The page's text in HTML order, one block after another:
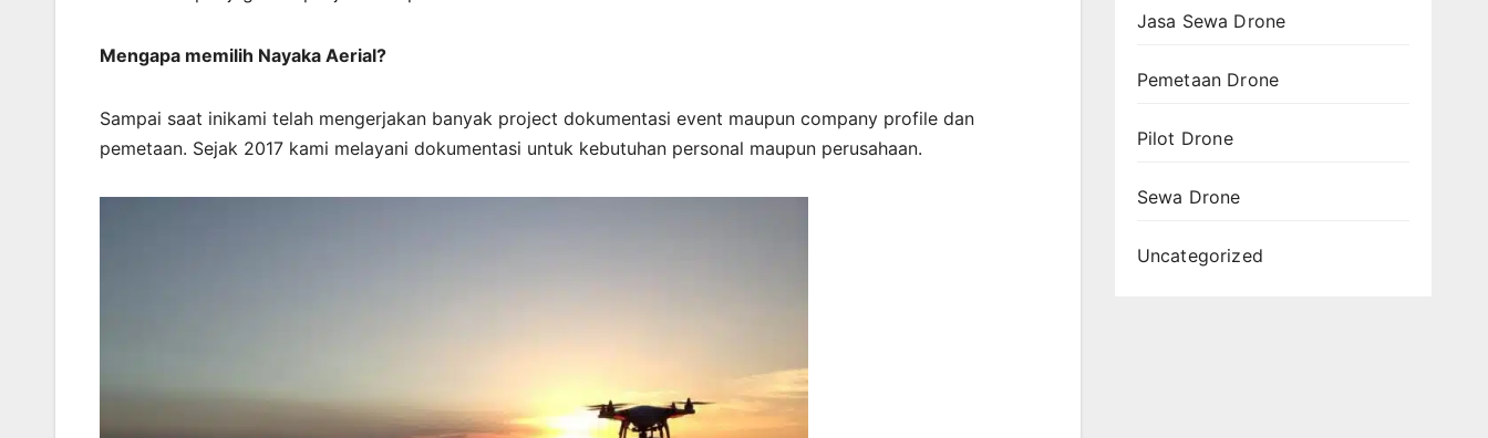
Mengapa memilih Nayaka Aerial?
Sampai saat inikami telah mengerjakan banyak project dokumentasi event maupun company profile dan
pemetaan. Sejak 2017 kami melayani dokumentasi untuk kebutuhan personal maupun perusahaan.
Jasa Sewa Drone
Pemetaan Drone
Pilot Drone
Sewa Drone
Uncategorized